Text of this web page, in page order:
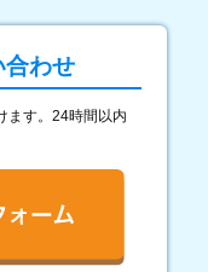
合わせ
ます。24時間以内